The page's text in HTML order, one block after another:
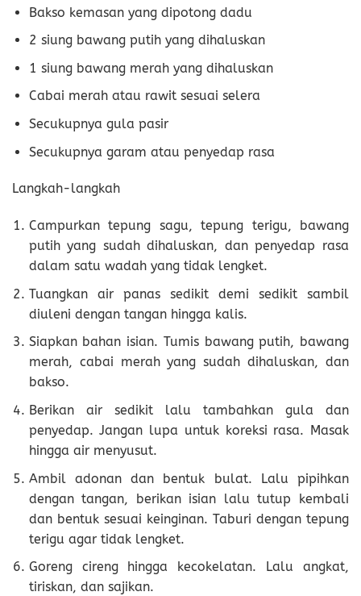
Bakso kemasan yang dipotong dadu
2 siung bawang putih yang dihaluskan
1 siung bawang merah yang dihaluskan
Cabai merah atau rawit sesuai selera
Secukupnya gula pasir
Secukupnya garam atau penyedap rasa
Langkah-langkah
Campurkan tepung sagu, tepung terigu, bawang
putih yang sudah dihaluskan, dan penyedap rasa
dalam satu wadah yang tidak lengket.
Tuangkan air panas sedikit demi sedikit sambil
diuleni dengan tangan hingga kalis.
Siapkan bahan isian. Tumis bawang putih, bawang
merah, cabai merah yang sudah dihaluskan, dan
bakso.
Berikan air sedikit lalu tambahkan gula dan
penyedap. Jangan lupa untuk koreksi rasa. Masak
hingga air menyusut.
Ambil adonan dan bentuk bulat. Lalu pipihkan
dengan tangan, berikan isian lalu tutup kembali
dan bentuk sesuai keinginan. Taburi dengan tepung
terigu agar tidak lengket.
Goreng cireng hingga kecokelatan. Lalu angkat,
tiriskan, dan sajikan.